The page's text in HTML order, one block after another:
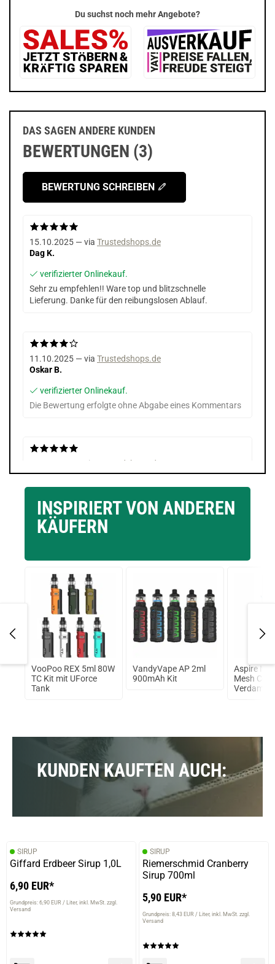
Du suchst noch mehr Angebote?
DAS SAGEN ANDERE KUNDEN
BEWERTUNGEN (3)
BEWERTUNG SCHREIBEN
15.10.2025 — via Trustedshops.de
Dag K.
verifizierter Onlinekauf.
Sehr zu empfehlen!! Ware top und blitzschnelle
Lieferung. Danke für den reibungslosen Ablauf.
11.10.2025 — via Trustedshops.de
Oskar B.
verifizierter Onlinekauf.
Die Bewertung erfolgte ohne Abgabe eines Kommentars
06.11.2024 — via
Trustedshops.de
Christian N.
TOP!
INSPIRIERT VON ANDEREN
KÄUFERN
VooPoo REX 5ml 80W
TC Kit mit UForce
Tank
VandyVape AP 2ml
900mAh Kit
Aspire
Mesh
KUNDEN KAUFTEN AUCH:
SIRUP
Giffard Erdbeer Sirup 1,0L
6,90 EUR*
Grundpreis: 6,90 EUR / Liter inkl. MwSt. zzgl.
Versand
SIRUP
Riemerschmid Cranberry
Sirup 700ml
5,90 EUR*
Grundpreis: 8,43 EUR / Liter inkl. MwSt. zzgl.
Versand